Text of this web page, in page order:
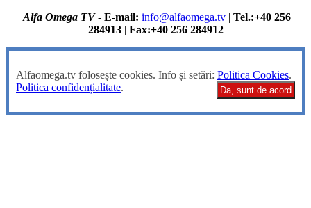
Alfa Omega TV- E-mail: info@alfaomega.tv | Tel.:+40 256
284913| Fax:+40 256 284912
Alfaomega.tv folosește cookies. Info și setări: Politica Cookies.
Politica confidențialitate. Da, sunt de acord